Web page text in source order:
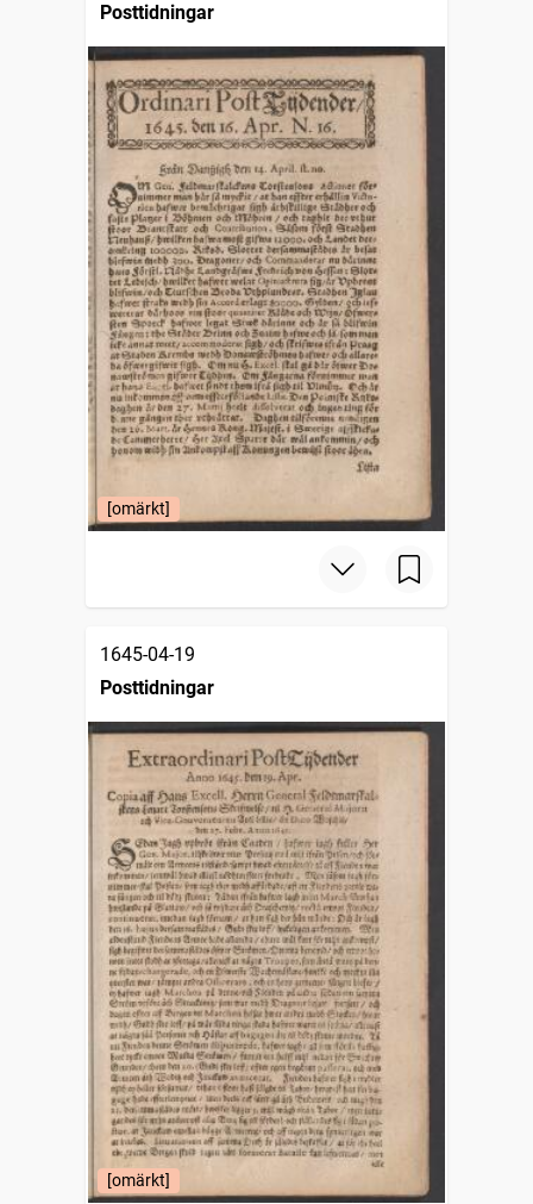
Posttidningar
[omärkt]
1645-04-19
Posttidningar
[omärkt]